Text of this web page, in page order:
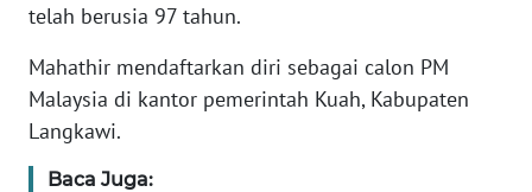
telah berusia 97 tahun.
Mahathir mendaftarkan diri sebagai calon PM
Malaysia di kantor pemerintah Kuah, Kabupaten
Langkawi.
Baca Juga:
Informasi
INDEKS
BERITA
KAMI